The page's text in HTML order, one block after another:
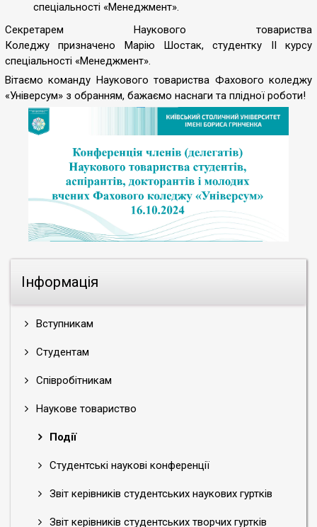
Інформація
Вступникам
Студентам
Співробітникам
Наукове товариство
Події
Студентські наукові конференції
Звіт керівників студентських наукових гуртків
Звіт керівників студентських творчих гуртків
спеціальності «Менеджмент».
Секретарем Наукового товариства
Коледжу призначено Марію Шостак, студентку ІІ курсу
спеціальності «Менеджмент».
Вітаємо команду Наукового товариства Фахового коледжу
«Універсум» з обранням, бажаємо наснаги та плідної роботи!